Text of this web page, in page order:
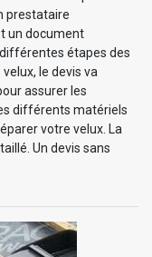
prestataire
un document
étapes des
le devis va
assurer les
différents matériels
votre velux. La
Un devis sans